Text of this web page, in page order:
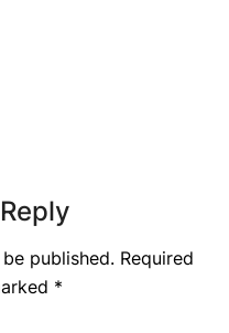
published. Required
*